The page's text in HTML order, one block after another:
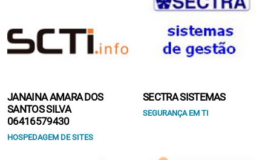
JANAINA AMARA DOS
SANTOS SILVA
06416579430
HOSPEDAGEM DE SITES
SECTRA SISTEMAS
SEGURANÇA EM TI